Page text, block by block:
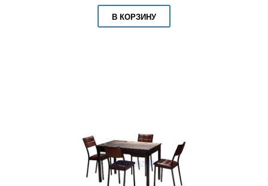
В КОРЗИНУ